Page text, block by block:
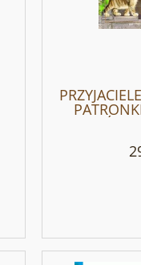
KOTÓW